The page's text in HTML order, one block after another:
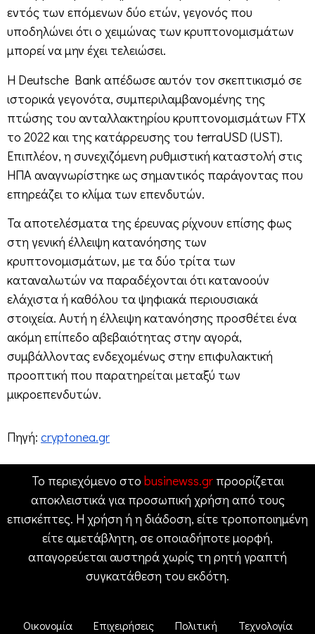
εντός των επόμενων δύο ετών, γεγονός που
υποδηλώνει ότι ο χειμώνας των κρυπτονομισμάτων
μπορεί να μην έχει τελειώσει.
Η Deutsche Bank απέδωσε αυτόν τον σκεπτικισμό σε
ιστορικά γεγονότα, συμπεριλαμβανομένης της
πτώσης του ανταλλακτηρίου κρυπτονομισμάτων FTX
το 2022 και της κατάρρευσης του terraUSD (UST).
Επιπλέον, η συνεχιζόμενη ρυθμιστική καταστολή στις
ΗΠΑ αναγνωρίστηκε ως σημαντικός παράγοντας που
επηρεάζει το κλίμα των επενδυτών.
Τα αποτελέσματα της έρευνας ρίχνουν επίσης φως
στη γενική έλλειψη κατανόησης των
κρυπτονομισμάτων, με τα δύο τρίτα των
καταναλωτών να παραδέχονται ότι κατανοούν
ελάχιστα ή καθόλου τα ψηφιακά περιουσιακά
στοιχεία. Αυτή η έλλειψη κατανόησης προσθέτει ένα
ακόμη επίπεδο αβεβαιότητας στην αγορά,
συμβάλλοντας ενδεχομένως στην επιφυλακτική
προοπτική που παρατηρείται μεταξύ των
μικροεπενδυτών.
Πηγή: cryptonea.gr
Το περιεχόμενο στο businewss.grπροορίζεται
αποκλειστικά για προσωπική χρήση από τους
επισκέπτες. Η χρήση ή η διάδοση, είτε τροποποιημένη
είτε αμετάβλητη, σε οποιαδήποτε μορφή,
απαγορεύεται αυστηρά χωρίς τη ρητή γραπτή
συγκατάθεση του εκδότη.
Οικονομία Επιχειρήσεις Πολιτική Τεχνολογία